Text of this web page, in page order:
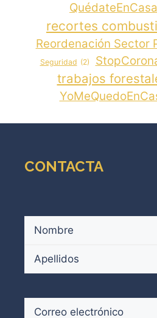
QuédateEnCasa
recortes
Reordenación Sector
Seguridad (2)
trabajos
CONTACTA
Nombre
Nombre
Correo